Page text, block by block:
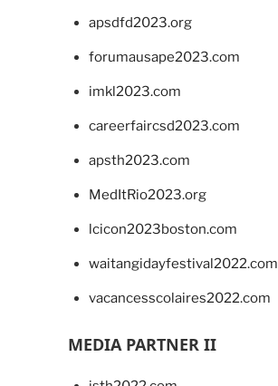
apsdfd2023.org
forumausape2023.com
imkl2023.com
careerfaircsd2023.com
apsth2023.com
MedItRio2023.org
lcicon2023boston.com
waitangidayfestival2022.com
vacancesscolaires2022.com
MEDIA PARTNER II